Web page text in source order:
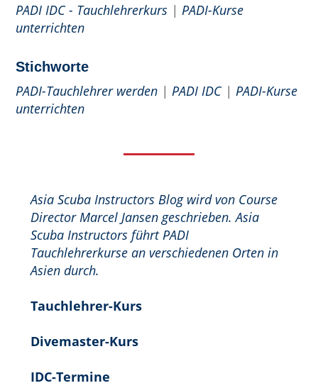
PADI IDC - Tauchlehrerkurs | PADI-Kurse
unterrichten
Stichworte
PADI-Tauchlehrer werden | PADI IDC| PADI-Kurse
unterrichten
Asia Scuba Instructors Blog wird von Course
Director Marcel Jansen geschrieben. Asia
Scuba Instructors führt PADI
Tauchlehrerkurse an verschiedenen Orten in
Asien durch.
Tauchlehrer-Kurs
Divemaster-Kurs
IDC-Termine